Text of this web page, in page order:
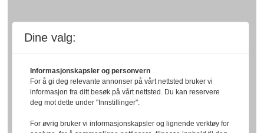
Dine valg:
Informasjonskapsler og personvern
For å gi deg relevante annonser på vårt nettsted bruker vi
informasjon fra ditt besøk på vårt nettsted. Du kan reservere
deg mot dette under "Innstillinger".
For øvrig bruker vi informasjonskapsler og lignende verktøy for